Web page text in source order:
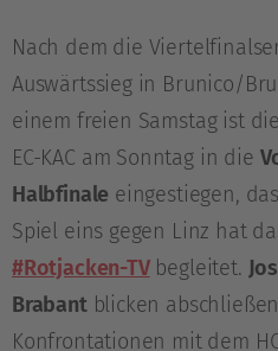
Nach dem die
Auswärtssieg in Brunico/
einem freien Samstag ist
EC-KAC am Sonntag in die
Halbfinale eingestiegen,
Spiel eins gegen Linz hat
#Rotjacken-TVbegleitet.
Brabantblicken
Konfrontationen mit dem